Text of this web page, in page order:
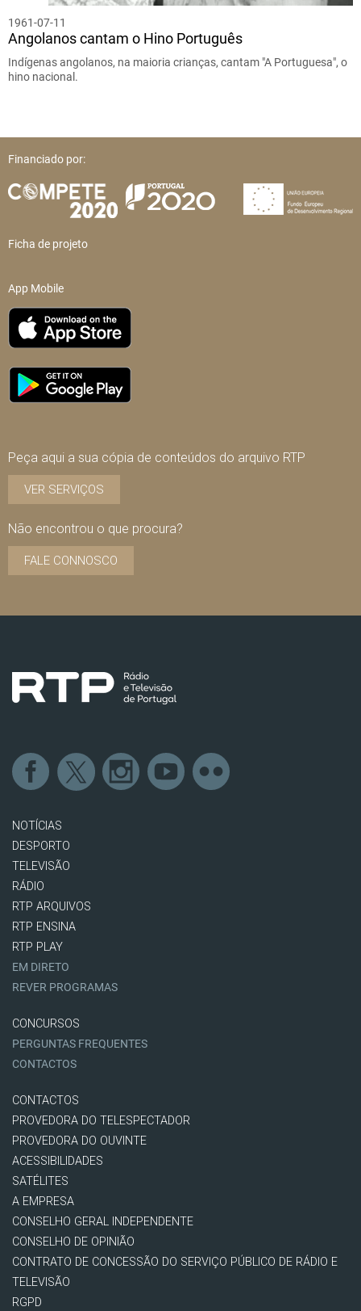
1961-07-11
Angolanos cantam o Hino Português
Indígenas angolanos, na maioria crianças, cantam "A Portuguesa", o
hino nacional.
Financiado por:
Ficha de projeto
App Mobile
Peça aqui a sua cópia de conteúdos do arquivo RTP
VER SERVIÇOS
Não encontrou o que procura?
FALE CONNOSCO
NOTÍCIAS
DESPORTO
TELEVISÃO
RÁDIO
RTP ARQUIVOS
RTP ENSINA
RTP PLAY
EM DIRETO
REVER PROGRAMAS
CONCURSOS
PERGUNTAS FREQUENTES
CONTACTOS
CONTACTOS
PROVEDORA DO TELESPECTADOR
PROVEDORA DO OUVINTE
ACESSIBILIDADES
SATÉLITES
A EMPRESA
CONSELHO GERAL INDEPENDENTE
CONSELHO DE OPINIÃO
CONTRATO DE CONCESSÃO DO SERVIÇO PÚBLICO DE RÁDIO E
TELEVISÃO
RGPD